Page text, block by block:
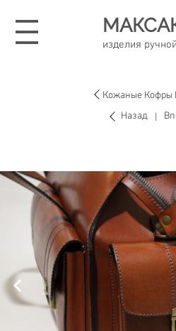
изделия
Кожаные Кофры
Назад